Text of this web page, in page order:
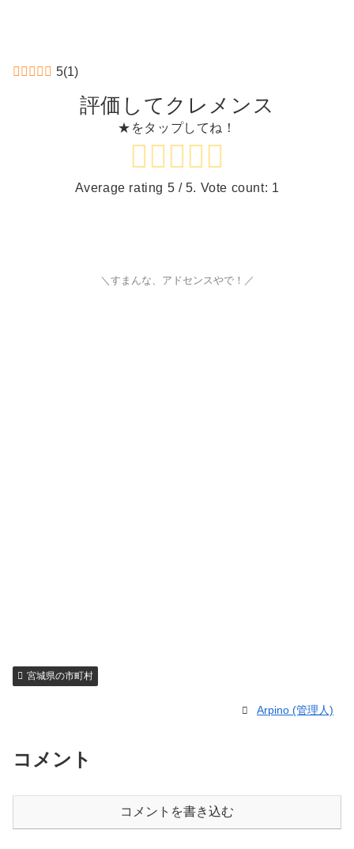
5(1)
評価してクレメンス
★をタップしてね！
Average rating 5 / 5. Vote count: 1
＼すまんな、アドセンスやで！／
宮城県の市町村
Arpino (管理人)
コメント
コメントを書き込む